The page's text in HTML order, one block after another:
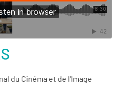
du Cinéma et de l'Image